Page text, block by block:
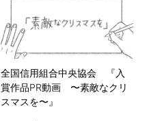
全国信用組合中央協会 『入
賞作品PR動画 〜素敵なクリ
スマスを〜』